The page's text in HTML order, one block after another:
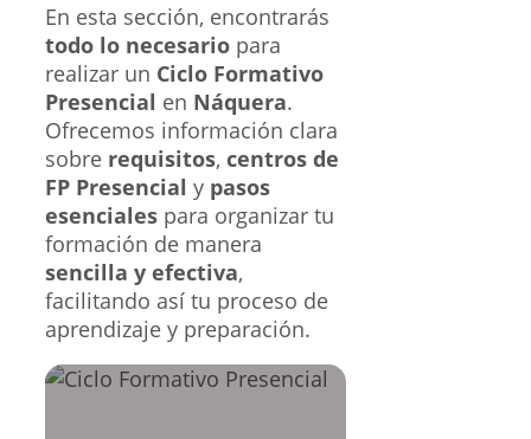
En esta sección, encontrarás
todo lo necesario para
realizar un Ciclo Formativo
Presencial en Náquera.
Ofrecemos información clara
sobre requisitos, centros de
FP Presencial y pasos
esenciales para organizar tu
formación de manera
sencilla y efectiva,
facilitando así tu proceso de
aprendizaje y preparación.